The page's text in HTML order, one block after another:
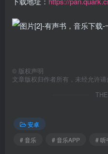
© 版权声明
文章版权归作者所有，未经允许请
安卓
# 音乐
# 音乐APP # 听